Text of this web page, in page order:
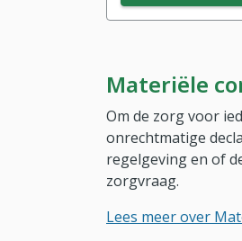
Materiële
Om de zorg voor
onrechtmatige
regelgeving en of
zorgvraag.
Lees meer over